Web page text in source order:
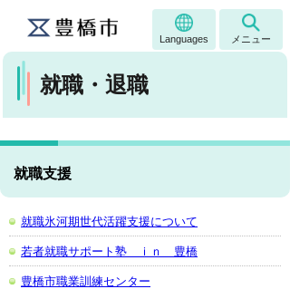
Languages メニュー
就職・退職
就職支援
就職氷河期世代活躍支援について
若者就職サポート塾 ｉｎ 豊橋
豊橋市職業訓練センター